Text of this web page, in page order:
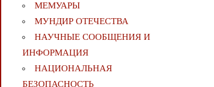
МЕМУАРЫ
МУНДИР ОТЕЧЕСТВА
НАУЧНЫЕ СООБЩЕНИЯ И
ИНФОРМАЦИЯ
НАЦИОНАЛЬНАЯ
БЕЗОПАСНОСТЬ